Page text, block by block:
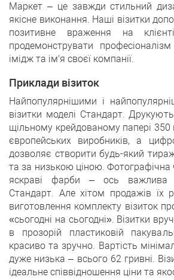
Маркет – це завжди стильний
якісне виконання. Наші візитки
позитивне враження на
продемонструвати
імідж та ім'я своєї компанії.
Приклади візиток
Найпопулярнішими і
візитки моделі Стандарт.
щільному крейдованому папері 350
європейських виробників, а
дозволяє створити будь-який
та за низькою ціною. Фотографічна
яскраві фарби – ось важлива
Стандарт. Але хітом продажів їх
виготовлення комплекту візиток
«сьогодні на сьогодні». Візитки
в прозорій пластиковій
красиво та зручно. Вартість
дуже низька – всього 62 гривні.
ідеальне співвідношення ціни та